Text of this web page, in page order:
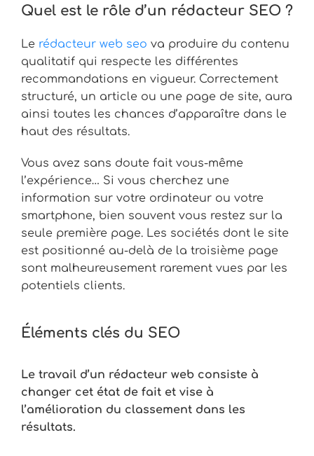
Quel est le rôle d’un rédacteur SEO ?
Le rédacteur web seo va produire du contenu
qualitatif qui respecte les différentes
recommandations en vigueur. Correctement
structuré, un article ou une page de site, aura
ainsi toutes les chances d’apparaître dans le
haut des résultats.
Vous avez sans doute fait vous-même
l’expérience… Si vous cherchez une
information sur votre ordinateur ou votre
smartphone, bien souvent vous restez sur la
seule première page. Les sociétés dont le site
est positionné au-delà de la troisième page
sont malheureusement rarement vues par les
potentiels clients.
Éléments clés du SEO
Le travail d’un rédacteur web consiste à
changer cet état de fait et vise à
l’amélioration du classement dans les
résultats.